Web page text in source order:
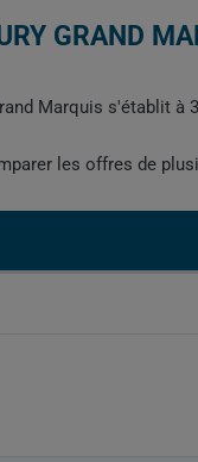
GRAND
Marquis s'établit
les offres de